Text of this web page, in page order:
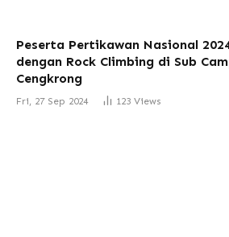
Peserta Pertikawan Nasional
dengan Rock Climbing di Sub
Cengkrong
Fri, 27 Sep 2024 123 Views